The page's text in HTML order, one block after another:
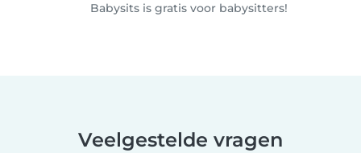
Babysits is gratis voor babysitters!
Veelgestelde vragen